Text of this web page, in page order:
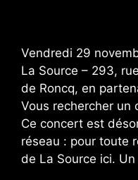
Vendredi 29
La Source – 293,
de Roncq, en
Vous rechercher un
Ce concert est
réseau : pour toute
de La Source ici.